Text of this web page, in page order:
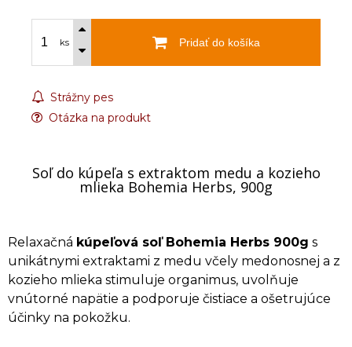
ks Pridať do košíka
Strážny pes
Otázka na produkt
Soľ do kúpeľa s extraktom medu a kozieho
mlieka Bohemia Herbs, 900g
Relaxačná kúpeľová soľ Bohemia Herbs 900g s
unikátnymi extraktami z medu včely medonosnej a z
kozieho mlieka stimuluje organimus, uvolňuje
vnútorné napätie a podporuje čistiace a ošetrujúce
účinky na pokožku.